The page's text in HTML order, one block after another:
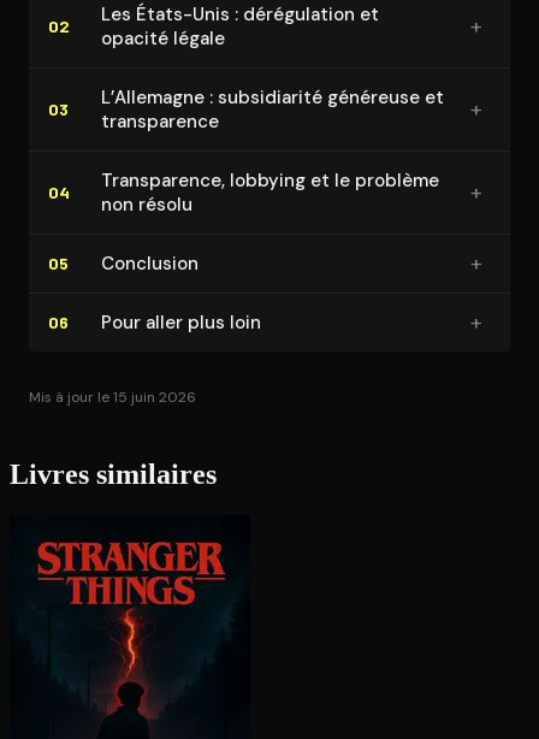
02
Les États-Unis : dé­ré­gu­la­tion et
opacité légale
+
03
L’Allemagne : sub­si­dia­ri­té généreuse et
trans­pa­rence
+
04
Trans­pa­rence, lobbying et le problème
non résolu
+
05 Conclusion +
06 Pour aller plus loin +
Mis à jour le 15 juin 2026
Livres similaires